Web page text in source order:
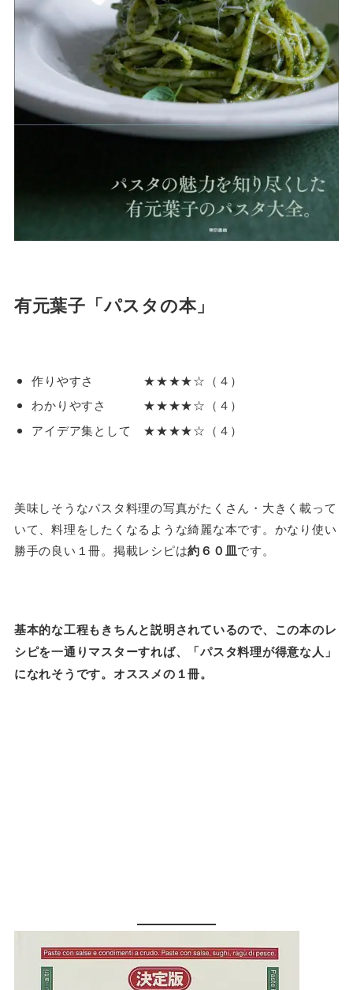
有元葉子「パスタの本」
作りやすさ ★★★★☆（４）
わかりやすさ ★★★★☆（４）
アイデア集として ★★★★☆（４）
美味しそうなパスタ料理の写真がたくさん・大きく載って
いて、料理をしたくなるような綺麗な本です。かなり使い
勝手の良い１冊。掲載レシピは約６０皿です。
基本的な工程もきちんと説明されているので、この本のレ
シピを一通りマスターすれば、「パスタ料理が得意な人」
になれそうです。オススメの１冊。